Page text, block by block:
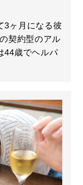
3ヶ月になる彼
契約型のアル
44歳でヘルパ